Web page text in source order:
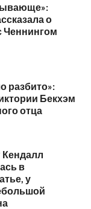
о
Ченнингом
разбито»:
Бекхэм
отца
Кендалл
в
у